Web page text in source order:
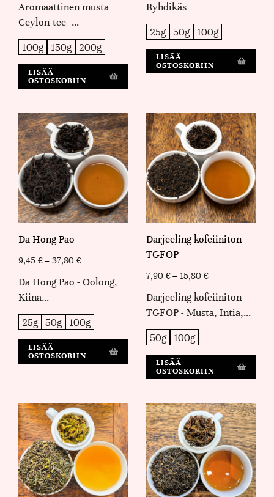
100g 150g 200g
Aromaattinen musta
Ceylon-tee -…
LISÄÄ
OSTOSKORIIN
25g 50g 100g
Ryhdikäs
LISÄÄ
OSTOSKORIIN
25g 50g 100g
Da Hong Pao
9,45 € – 37,80 €
Da Hong Pao - Oolong,
Kiina…
LISÄÄ
OSTOSKORIIN
50g 100g
Darjeeling kofeiiniton
TGFOP
7,90 € – 15,80 €
Darjeeling kofeiiniton
TGFOP - Musta, Intia,…
LISÄÄ
OSTOSKORIIN